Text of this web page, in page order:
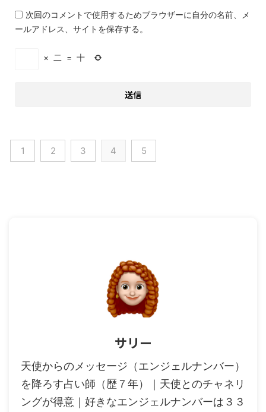
次回のコメントで使用するためブラウザーに自分の名前、メ
ールアドレス、サイトを保存する。
× 二 = 十
1 2 3 4 5
サリー
天使からのメッセージ（エンジェルナンバー）
を降ろす占い師（歴７年）｜天使とのチャネリ
ングが得意｜好きなエンジェルナンバーは３３